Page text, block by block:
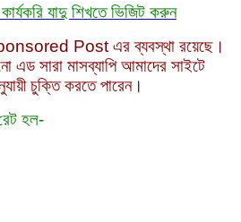
কার্যকরি যাদু শিখতে ভিজিট করুন
Post এর ব্যবস্থা রয়েছে।
সারা মাসব্যাপি আমাদের সাইটে
চুক্তি করতে পারেন।
হল-